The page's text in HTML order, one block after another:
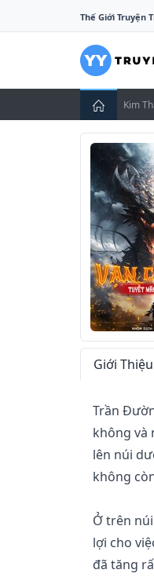
Thế Giới Truyện
Kim
Giới Thiệu
Trần
không và
lên núi
không
Ở trên
lợi cho
đã tăng